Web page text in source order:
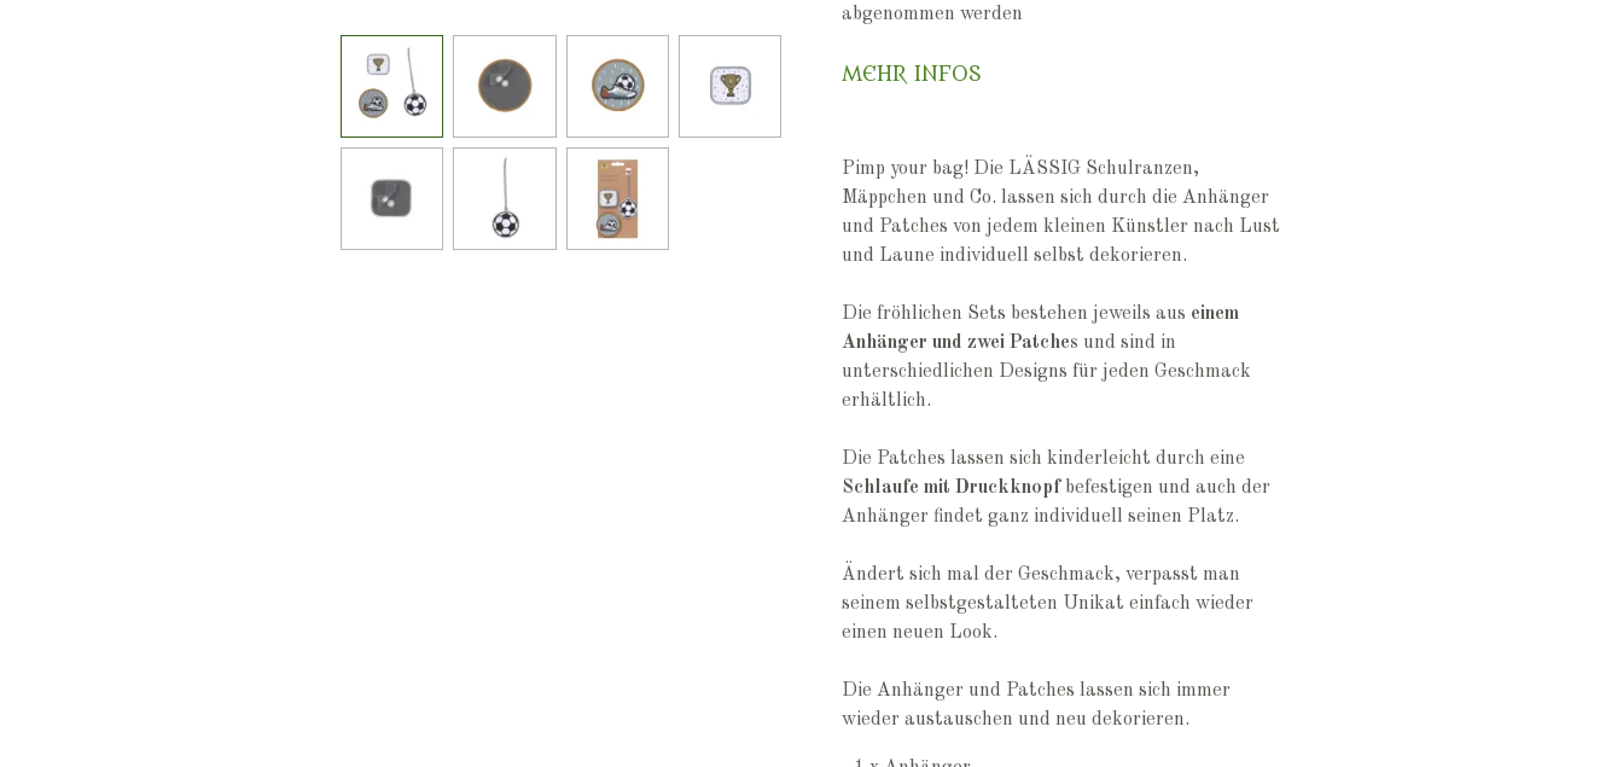
abgenommen werden
MEHR INFOS
Pimp your bag! Die LÄSSIG Schulranzen,
Mäppchen und Co. lassen sich durch die Anhänger
und Patches von jedem kleinen Künstler nach Lust
und Laune individuell selbst dekorieren.
Die fröhlichen Sets bestehen jeweils aus einem
Anhänger und zwei Patches und sind in
unterschiedlichen Designs für jeden Geschmack
erhältlich.
Die Patches lassen sich kinderleicht durch eine
Schlaufe mit Druckknopfbefestigen und auch der
Anhänger findet ganz individuell seinen Platz.
Ändert sich mal der Geschmack, verpasst man
seinem selbstgestalteten Unikat einfach wieder
einen neuen Look.
Die Anhänger und Patches lassen sich immer
wieder austauschen und neu dekorieren.